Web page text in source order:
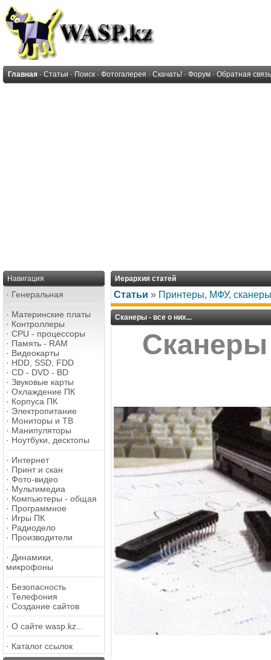
Главная · Статьи · Поиск · Фотогалерея · Скачать! · Форум · Обратная связь
Навигация
· Генеральная
· Материнские платы
· Контроллеры
· CPU - процессоры
· Память - RAM
· Видеокарты
· HDD, SSD, FDD
· CD - DVD - BD
· Звуковые карты
· Охлаждение ПК
· Корпуса ПК
· Электропитание
· Мониторы и ТВ
· Манипуляторы
· Ноутбуки, десктопы
· Интернет
· Принт и скан
· Фото-видео
· Мультимедиа
· Компьютеры - общая
· Программное
· Игры ПК
· Радиодело
· Производители
· Динамики,
микрофоны
· Безопасность
· Телефония
· Создание сайтов
· О сайте wasp.kz...
· Каталог ссылок
Иерархия статей
Статьи » Принтеры, МФУ,
Сканеры - все о них...
Сканеры